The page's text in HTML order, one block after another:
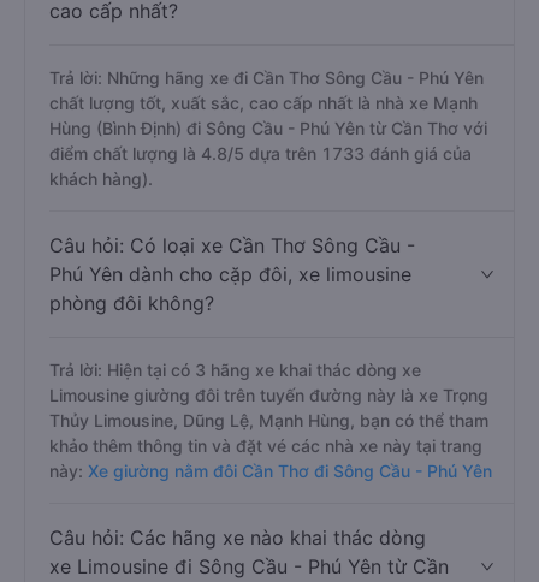
cao cấp nhất?
Trả lời: Những hãng xe đi Cần Thơ Sông Cầu - Phú Yên
chất lượng tốt, xuất sắc, cao cấp nhất là nhà xe Mạnh
Hùng (Bình Định) đi Sông Cầu - Phú Yên từ Cần Thơ với
điểm chất lượng là 4.8/5 dựa trên 1733 đánh giá của
khách hàng).
Câu hỏi: Có loại xe Cần Thơ Sông Cầu -
Phú Yên dành cho cặp đôi, xe limousine
phòng đôi không?
Trả lời: Hiện tại có 3 hãng xe khai thác dòng xe
Limousine giường đôi trên tuyến đường này là xe Trọng
Thủy Limousine, Dũng Lệ, Mạnh Hùng, bạn có thể tham
khảo thêm thông tin và đặt vé các nhà xe này tại trang
này: Xe giường nằm đôi Cần Thơ đi Sông Cầu - Phú Yên
Câu hỏi: Các hãng xe nào khai thác dòng
xe Limousine đi Sông Cầu - Phú Yên từ Cần